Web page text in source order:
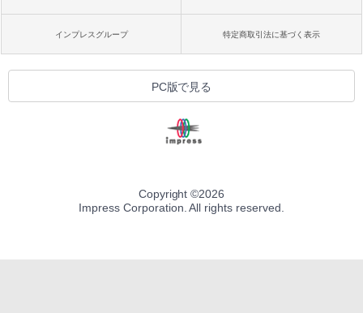
インプレスグループ 特定商取引法に基づく表示
PC版で見る
Copyright ©2026
Impress Corporation. All rights reserved.